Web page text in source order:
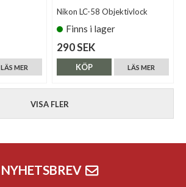
LÄS MER
Nikon LC-58 Objektivlock
Finns i lager
290 SEK
LÄS MER
KÖP
VISA FLER
NYHETSBREV